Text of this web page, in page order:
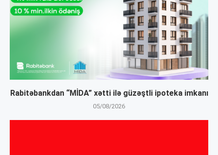
Rabitəbankdan “MİDA” xətti ilə güzəştli ipoteka imkanı
05/08/2026